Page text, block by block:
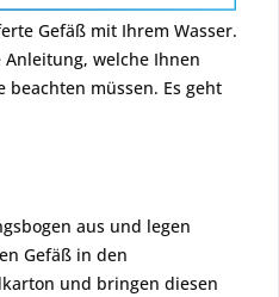
Gefäß mit Ihrem Wasser.
welche Ihnen
beachten müssen. Es geht
aus und legen
Gefäß in den
und bringen diesen